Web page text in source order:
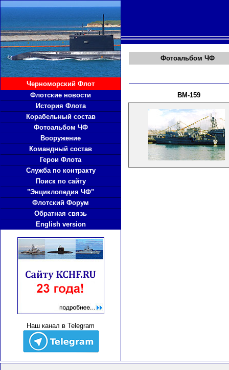
Черноморский Флот
Флотские новости
История Флота
Корабельный состав
Фотоальбом ЧФ
Вооружение
Командный состав
Герои Флота
Служба по контракту
Поиск по сайту
"Энциклопедия ЧФ"
Флотский Форум
Обратная связь
English version
Наш канал в Telegram
Фотоальбом ЧФ
ВМ-159